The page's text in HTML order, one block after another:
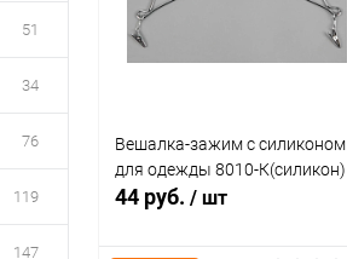
51
34
76
119
147
В избранное В наличии
Вешалка-зажим с силиконом
для одежды 8010-К(силикон)
44 руб. / шт